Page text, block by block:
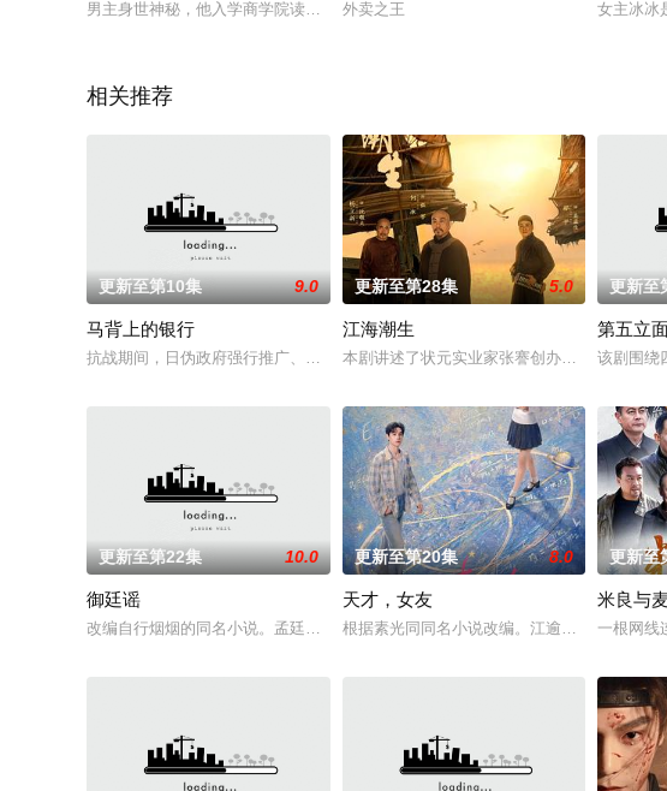
男主身世神秘，他入学商学院读书，开学典礼上偶见一女生，他当时就惊呆了。因
外卖之王 女主冰冰
相关推荐
更新至第10集 9.0
马背上的银行
抗战期间，日伪政府强行推广、使用由“中国准备银行”发行的伪钞货币。根据党中
更新至第28集 5.0
江海潮生
本剧讲述了状元实业家张謇创办大生企业，实
更新至
第五立
该剧围绕
更新至第22集 10.0
御廷谣
改编自行烟烟的同名小说。孟廷辉，大平王朝有史以来个以女子进士科三元及第入
更新至第20集 8.0
天才，女友
根据素光同同名小说改编。江逾白长大以后，
更新至
米良与
一根网线